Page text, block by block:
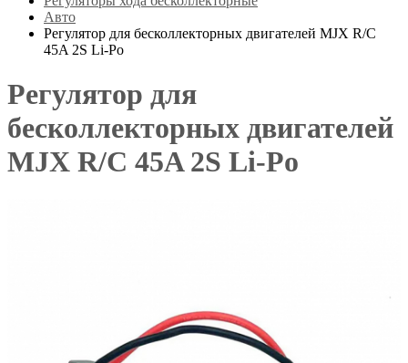
Авто
Регулятор для бесколлекторных двигателей MJX R/C
45A 2S Li-Po
Регулятор для
бесколлекторных двигателей
MJX R/C 45A 2S Li-Po